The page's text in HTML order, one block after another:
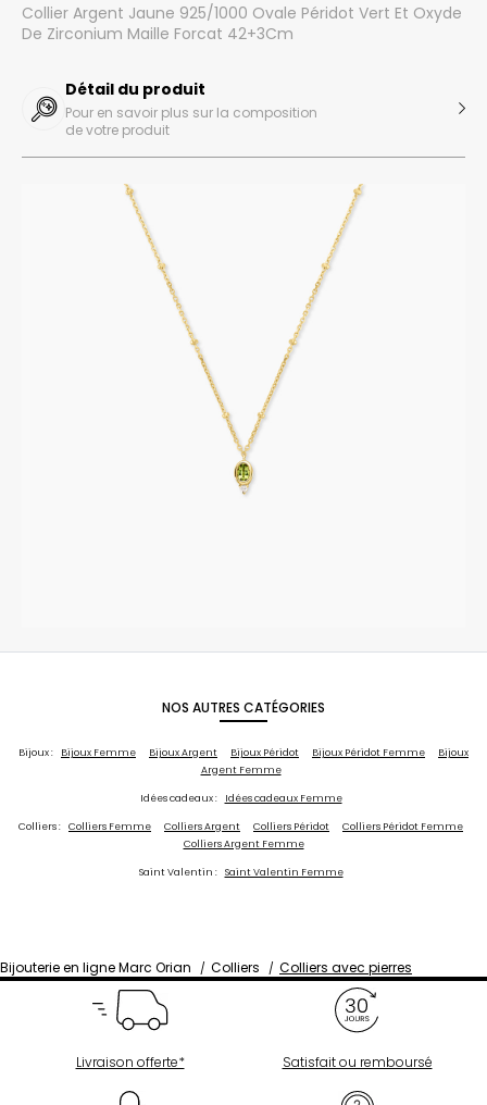
Collier Argent Jaune 925/1000 Ovale Péridot Vert Et Oxyde
De Zirconium Maille Forcat 42+3Cm
Détail du produit
Pour en savoir plus sur la composition
de votre produit
NOS AUTRES CATÉGORIES
Bijoux : Bijoux Femme Bijoux Argent Bijoux Péridot Bijoux Péridot Femme
Bijoux
Argent Femme
Idées cadeaux : Idées cadeaux Femme
Colliers : Colliers Femme Colliers Argent Colliers Péridot
Colliers Péridot Femme
Colliers Argent Femme
Saint Valentin : Saint Valentin Femme
Bijouterie en ligne Marc Orian Colliers Colliers avec pierres
Livraison offerte* Satisfait ou remboursé